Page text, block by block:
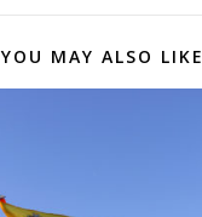
YOU MAY ALSO LIKE